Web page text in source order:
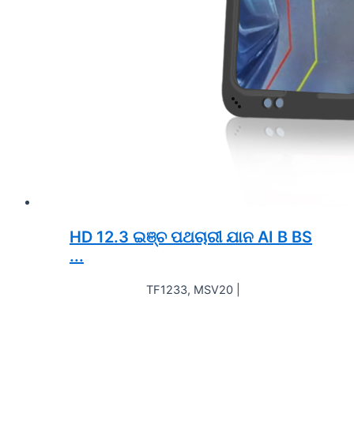
HD 12.3 ଇଞ୍ଚ ପଥଚାରୀ ଯାନ AI B BS
...
TF1233, MSV20 |